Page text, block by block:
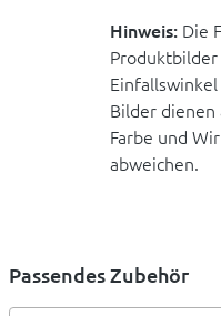
Hinweis: Die
Bilder
Farbe und
abweichen.
Passendes Zubehör